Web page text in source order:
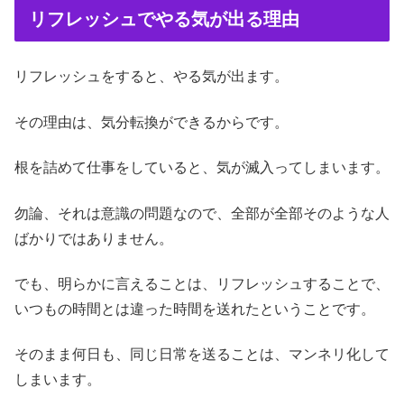
リフレッシュでやる気が出る理由
リフレッシュをすると、やる気が出ます。
その理由は、気分転換ができるからです。
根を詰めて仕事をしていると、気が滅入ってしまいます。
勿論、それは意識の問題なので、全部が全部そのような人
ばかりではありません。
でも、明らかに言えることは、リフレッシュすることで、
いつもの時間とは違った時間を送れたということです。
そのまま何日も、同じ日常を送ることは、マンネリ化して
しまいます。